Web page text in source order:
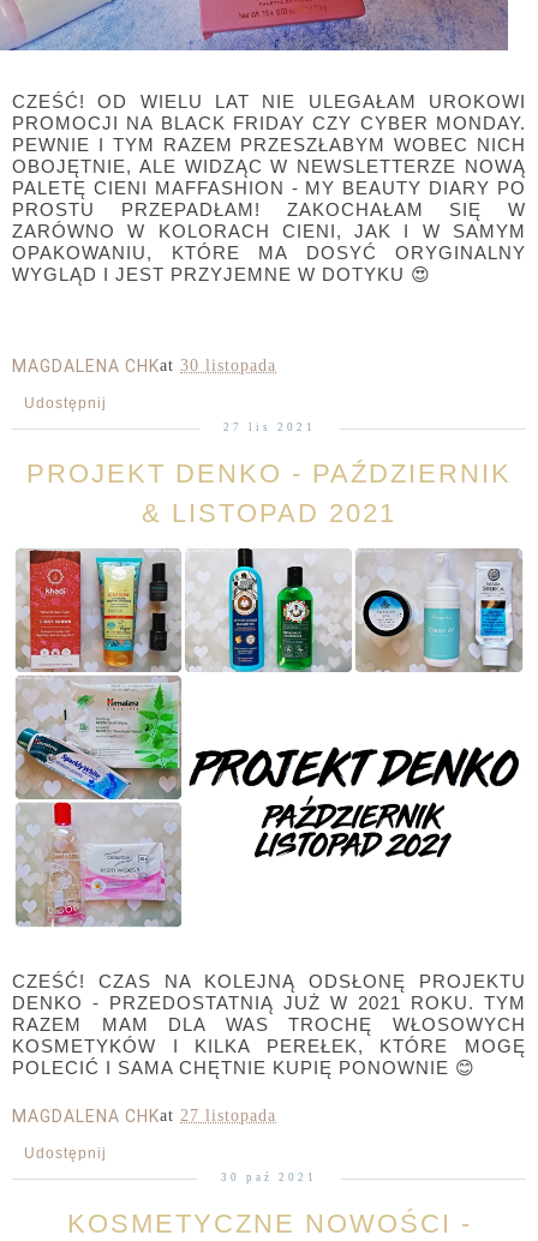
CZEŚĆ! OD WIELU LAT NIE ULEGAŁAM UROKOWI
PROMOCJI NA BLACK FRIDAY CZY CYBER MONDAY.
PEWNIE I TYM RAZEM PRZESZŁABYM WOBEC NICH
OBOJĘTNIE, ALE WIDZĄC W NEWSLETTERZE NOWĄ
PALETĘ CIENI MAFFASHION - MY BEAUTY DIARY PO
PROSTU PRZEPADŁAM! ZAKOCHAŁAM SIĘ W
ZARÓWNO W KOLORACH CIENI, JAK I W SAMYM
OPAKOWANIU, KTÓRE MA DOSYĆ ORYGINALNY
WYGLĄD I JEST PRZYJEMNE W DOTYKU 😍
MAGDALENA CHKat 30 listopada
Udostępnij
27 lis 2021
PROJEKT DENKO - PAŹDZIERNIK
& LISTOPAD 2021
CZEŚĆ! CZAS NA KOLEJNĄ ODSŁONĘ PROJEKTU
DENKO - PRZEDOSTATNIĄ JUŻ W 2021 ROKU. TYM
RAZEM MAM DLA WAS TROCHĘ WŁOSOWYCH
KOSMETYKÓW I KILKA PEREŁEK, KTÓRE MOGĘ
POLECIĆ I SAMA CHĘTNIE KUPIĘ PONOWNIE 😊
MAGDALENA CHKat 27 listopada
Udostępnij
30 paź 2021
KOSMETYCZNE NOWOŚCI -